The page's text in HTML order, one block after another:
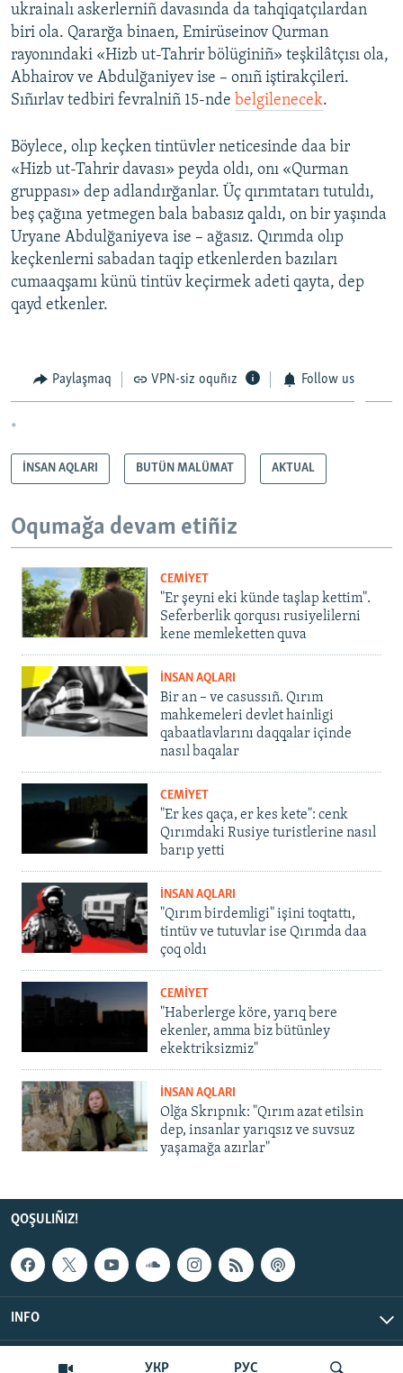
УКР РУС
ukrainalı askerlerniñ davasında da tahqiqatçılardan
biri ola. Qararğa binaen, Emirüseinov Qurman
rayonındaki «Hizb ut-Tahrir bölüginiñ» teşkilâtçısı ola,
Abhairov ve Abdulğaniyev ise – onıñ iştirakçileri.
Sıñırlav tedbiri fevralniñ 15-nde belgilenecek.
Böylece, olıp keçken tintüvler neticesinde daa bir
«Hizb ut-Tahrir davası» peyda oldı, onı «Qurman
gruppası» dep adlandırğanlar. Üç qırımtatarı tutuldı,
beş çağına yetmegen bala babasız qaldı, on bir yaşında
Uryane Abdulğaniyeva ise – ağasız. Qırımda olıp
keçkenlerni sabadan taqip etkenlerden bazıları
cumaaqşamı künü tintüv keçirmek adeti qayta, dep
qayd etkenler.
Paylaşmaq VPN-siz oquñız Follow us
*
İNSAN AQLARI BUTÜN MALÜMAT AKTUAL
Oqumağa devam etiñiz
CEMİYET
"Er şeyni eki künde taşlap kettim".
Seferberlik qorqusı rusiyelilerni
kene memleketten quva
İNSAN AQLARI
Bir an – ve casussıñ. Qırım
mahkemeleri devlet hainligi
qabaatlavlarını daqqalar içinde
nasıl baqalar
CEMİYET
"Er kes qaça, er kes kete": cenk
Qırımdaki Rusiye turistlerine nasıl
barıp yetti
İNSAN AQLARI
"Qırım birdemligi" işini toqtattı,
tintüv ve tutuvlar ise Qırımda daa
çoq oldı
CEMİYET
"Haberlerge köre, yarıq bere
ekenler, amma biz bütünley
ekektriksizmiz"
İNSAN AQLARI
Olğa Skrıpnık: "Qırım azat etilsin
dep, insanlar yarıqsız ve suvsuz
yaşamağa azırlar"
QOŞULIÑIZ!
INFO
© Qırım.Aqiqat, 2026 | All Rights Reserved.